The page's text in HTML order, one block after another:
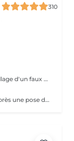
310
Sublime le regard grâce à la technique de collage d'un faux cil sur chacun de vos cils naturels. Cette technique permet d'avoir un effet mascara sur mesure.
Harmonise et maintient un regard naturel après une pose d'extension de cils à cils.